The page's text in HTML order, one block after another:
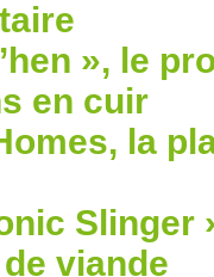
», le
en cuir
la
Slinger
viande